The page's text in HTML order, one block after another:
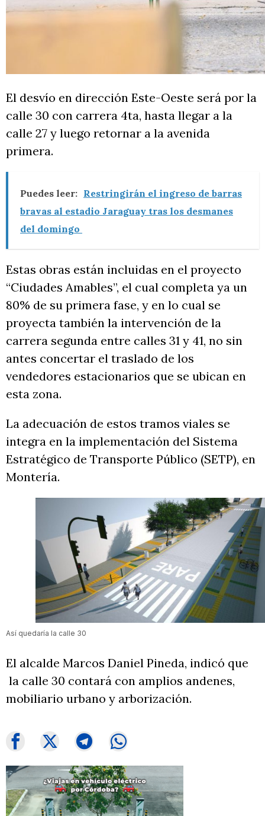
El desvío en dirección Este-Oeste será por la
calle 30 con carrera 4ta, hasta llegar a la
calle 27 y luego retornar a la avenida
primera.
Puedes leer: Restringirán el ingreso de barras
bravas al estadio Jaraguay tras los desmanes
del domingo
Estas obras están incluidas en el proyecto
“Ciudades Amables”, el cual completa ya un
80% de su primera fase, y en lo cual se
proyecta también la intervención de la
carrera segunda entre calles 31 y 41, no sin
antes concertar el traslado de los
vendedores estacionarios que se ubican en
esta zona.
La adecuación de estos tramos viales se
integra en la implementación del Sistema
Estratégico de Transporte Público (SETP), en
Montería.
Así quedaría la calle 30
El alcalde Marcos Daniel Pineda, indicó que
la calle 30 contará con amplios andenes,
mobiliario urbano y arborización.